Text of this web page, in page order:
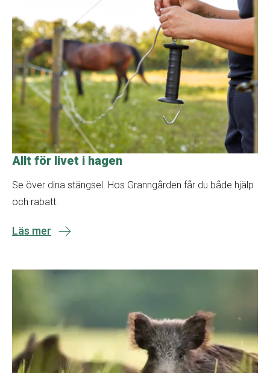
Allt för livet i hagen
Se över dina stängsel. Hos Granngården får du både hjälp
och rabatt.
Läs mer